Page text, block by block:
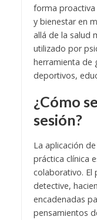
forma
y bienestar en
allá de la salud
utilizado por
herramienta de
deportivos,
¿Cómo
sesión?
La aplicación
práctica clínica
colaborativo. El
detective,
encadenadas
pensamientos